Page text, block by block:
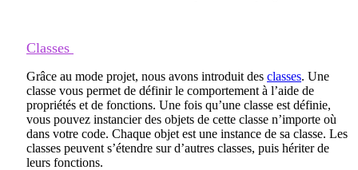
Classes
Grâce au mode projet, nous avons introduit des classes. Une
classe vous permet de définir le comportement à l’aide de
propriétés et de fonctions. Une fois qu’une classe est définie,
vous pouvez instancier des objets de cette classe n’importe où
dans votre code. Chaque objet est une instance de sa classe. Les
classes peuvent s’étendre sur d’autres classes, puis hériter de
leurs fonctions.